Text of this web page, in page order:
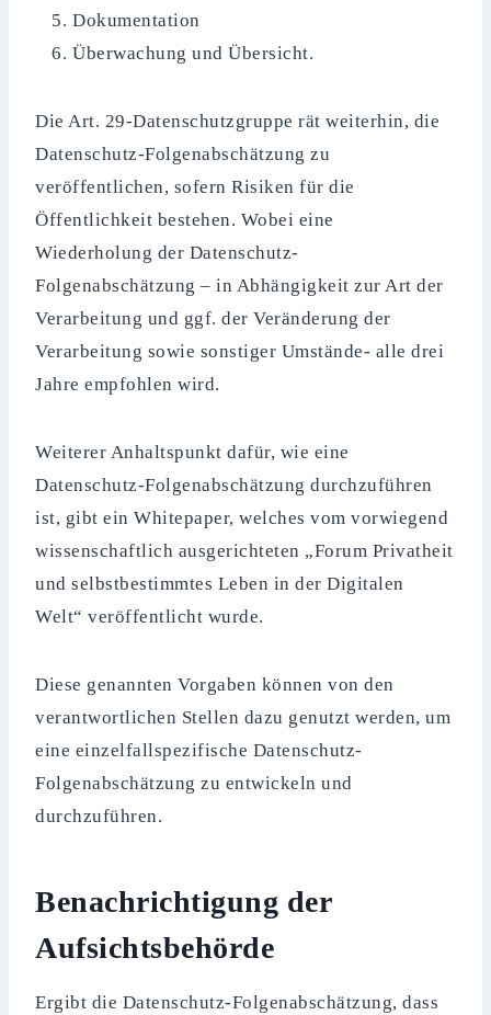
Dokumentation
Überwachung und Übersicht.
Die Art. 29-Datenschutzgruppe rät weiterhin, die
Datenschutz-Folgenabschätzung zu
veröffentlichen, sofern Risiken für die
Öffentlichkeit bestehen. Wobei eine
Wiederholung der Datenschutz-
Folgenabschätzung – in Abhängigkeit zur Art der
Verarbeitung und ggf. der Veränderung der
Verarbeitung sowie sonstiger Umstände- alle drei
Jahre empfohlen wird.
Weiterer Anhaltspunkt dafür, wie eine
Datenschutz-Folgenabschätzung durchzuführen
ist, gibt ein Whitepaper, welches vom vorwiegend
wissenschaftlich ausgerichteten „Forum Privatheit
und selbstbestimmtes Leben in der Digitalen
Welt“ veröffentlicht wurde.
Diese genannten Vorgaben können von den
verantwortlichen Stellen dazu genutzt werden, um
eine einzelfallspezifische Datenschutz-
Folgenabschätzung zu entwickeln und
durchzuführen.
Benachrichtigung der
Aufsichtsbehörde
Ergibt die Datenschutz-Folgenabschätzung, dass